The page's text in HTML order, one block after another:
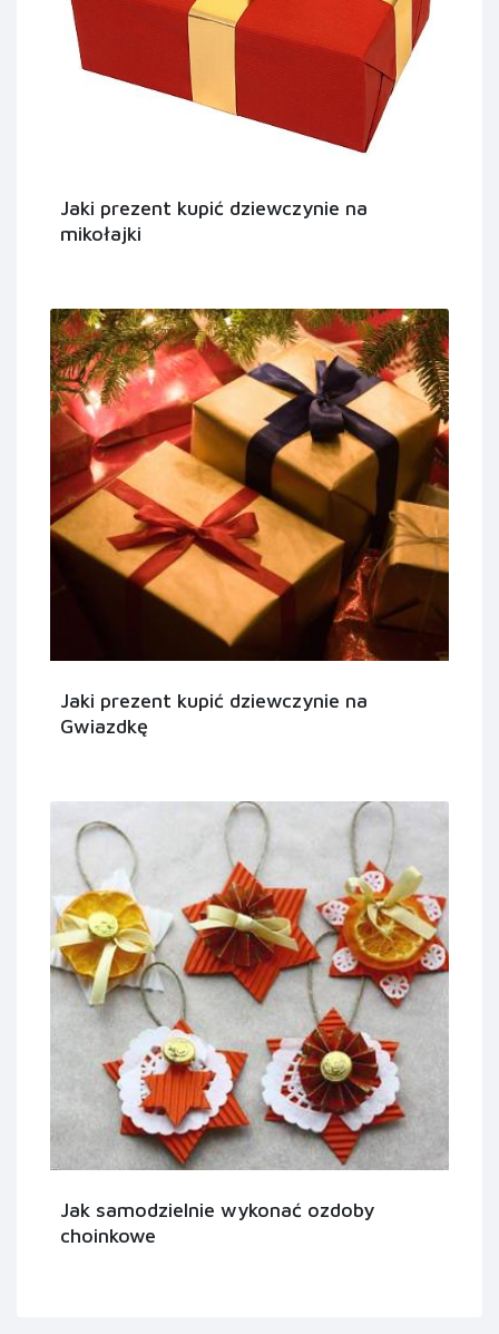
Jaki prezent kupić dziewczynie na
mikołajki
Jaki prezent kupić dziewczynie na
Gwiazdkę
Jak samodzielnie wykonać ozdoby
choinkowe